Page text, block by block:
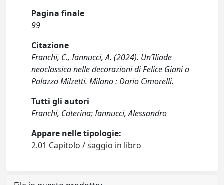
Pagina finale
99
Citazione
Franchi, C., Iannucci, A. (2024). Un’Iliade
neoclassica nelle decorazioni di Felice Giani a
Palazzo Milzetti. Milano : Dario Cimorelli.
Tutti gli autori
Franchi, Caterina; Iannucci, Alessandro
Appare nelle tipologie:
2.01 Capitolo / saggio in libro